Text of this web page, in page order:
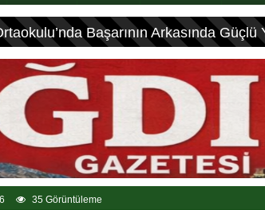
Başarının Arkasında
35 Görüntüleme